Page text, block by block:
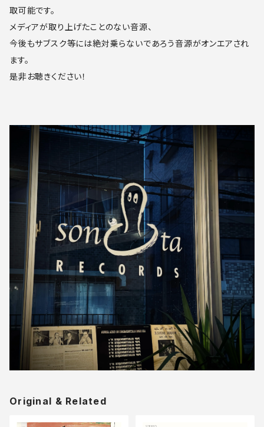
取可能です。
メディアが取り上げたことのない音源、
今後もサブスク等には絶対乗らないであろう音源がオンエアされ
ます。
是非お聴きください！
Original & Related